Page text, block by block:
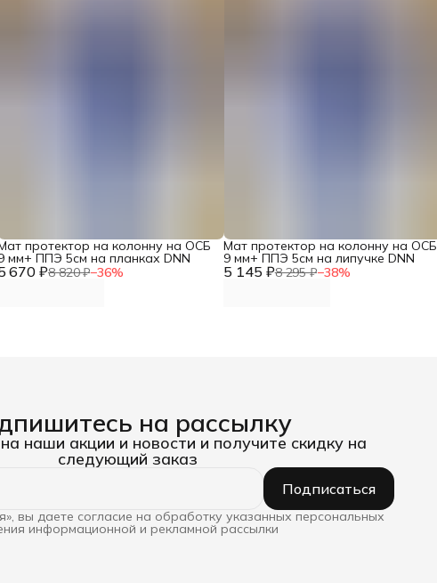
670 ₽8 820 ₽−36%
протектор на колонну на ОСБ
мм+ ППЭ 5см на планках DNN
5 145 ₽8 295 ₽−38%
Мат протектор на колонну на ОСБ
9 мм+ ППЭ 5см на липучке DNN
на рассылку
наши акции и новости и получите скидку на
следующий заказ
Подписаться
вы даете согласие на обработку указанных персональных
информационной и рекламной рассылки